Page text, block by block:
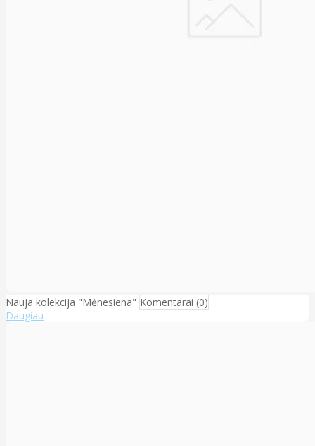
Nauja kolekcija "Mėnesiena" Komentarai (0)
Daugiau